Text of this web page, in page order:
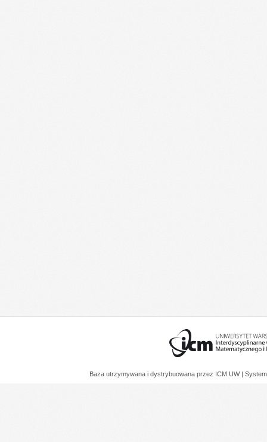
Baza utrzymywana i dystrybuowana przez ICM UW |